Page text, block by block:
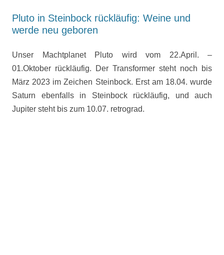
Pluto in Steinbock rückläufig: Weine und
werde neu geboren
Unser Machtplanet Pluto wird vom 22.April. –
01.Oktober rückläufig. Der Transformer steht noch bis
März 2023 im Zeichen Steinbock. Erst am 18.04. wurde
Saturn ebenfalls in Steinbock rückläufig, und auch
Jupiter steht bis zum 10.07. retrograd.